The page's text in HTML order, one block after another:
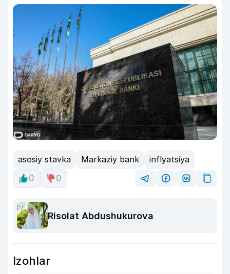
asosiy stavka Markaziy bank
inflyatsiya
0
0
Risolat Abdushukurova
Izohlar